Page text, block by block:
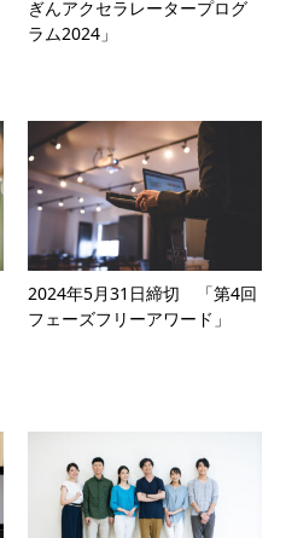
ぎんアクセラレータープログ
ラム2024」
2024年5月31日締切 「第4回
フェーズフリーアワード」